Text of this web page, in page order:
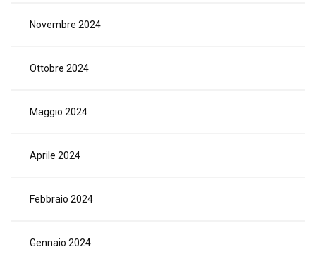
Novembre 2024
Ottobre 2024
Maggio 2024
Aprile 2024
Febbraio 2024
Gennaio 2024